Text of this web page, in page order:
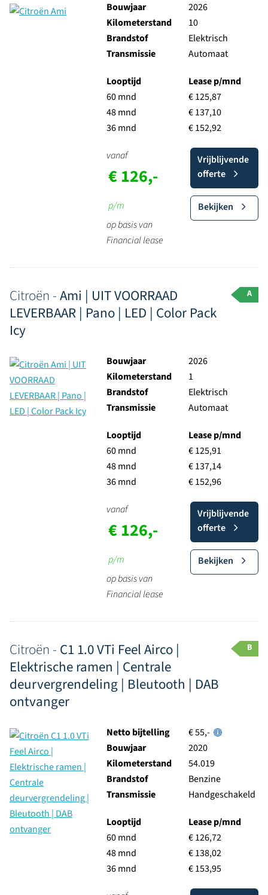
Bouwjaar
2026
Kilometerstand
10
Brandstof
Elektrisch
Transmissie
Automaat
Looptijd
60 mnd
48 mnd
36 mnd
Lease p/mnd
€ 125,87
€ 137,10
€ 152,92
vanaf
€ 126,-
p/m
op basis van
Financial lease
Vrijblijvende
offerte
Bekijken
Citroën -Ami | UIT VOORRAAD
LEVERBAAR | Pano | LED | Color Pack
Icy
A
Bouwjaar
2026
Kilometerstand
1
Brandstof
Elektrisch
Transmissie
Automaat
Looptijd
60 mnd
48 mnd
36 mnd
Lease p/mnd
€ 125,91
€ 137,14
€ 152,96
vanaf
€ 126,-
p/m
op basis van
Financial lease
Vrijblijvende
offerte
Bekijken
Citroën - C1 1.0 VTi Feel Airco |
Elektrische ramen | Centrale
deurvergrendeling | Bleutooth | DAB
ontvanger
B
Netto bijtelling
€ 55,-
Bouwjaar
2020
Kilometerstand
54.019
Brandstof
Benzine
Transmissie
Handgeschakeld
Looptijd
60 mnd
48 mnd
36 mnd
Lease p/mnd
€ 126,72
€ 138,02
€ 153,95